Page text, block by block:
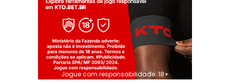
Jogue com responsabilidade. 18+